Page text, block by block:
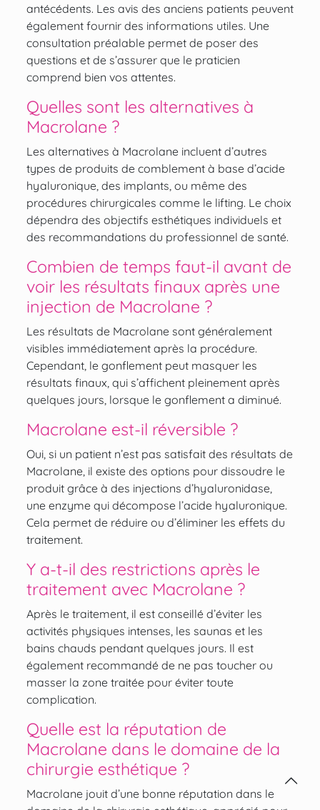
antécédents. Les avis des anciens patients peuvent
également fournir des informations utiles. Une
consultation préalable permet de poser des
questions et de s’assurer que le praticien
comprend bien vos attentes.
Quelles sont les alternatives à
Macrolane ?
Les alternatives à Macrolane incluent d’autres
types de produits de comblement à base d’acide
hyaluronique, des implants, ou même des
procédures chirurgicales comme le lifting. Le choix
dépendra des objectifs esthétiques individuels et
des recommandations du professionnel de santé.
Combien de temps faut-il avant de
voir les résultats finaux après une
injection de Macrolane ?
Les résultats de Macrolane sont généralement
visibles immédiatement après la procédure.
Cependant, le gonflement peut masquer les
résultats finaux, qui s’affichent pleinement après
quelques jours, lorsque le gonflement a diminué.
Macrolane est-il réversible ?
Oui, si un patient n’est pas satisfait des résultats de
Macrolane, il existe des options pour dissoudre le
produit grâce à des injections d’hyaluronidase,
une enzyme qui décompose l’acide hyaluronique.
Cela permet de réduire ou d’éliminer les effets du
traitement.
Y a-t-il des restrictions après le
traitement avec Macrolane ?
Après le traitement, il est conseillé d’éviter les
activités physiques intenses, les saunas et les
bains chauds pendant quelques jours. Il est
également recommandé de ne pas toucher ou
masser la zone traitée pour éviter toute
complication.
Quelle est la réputation de
Macrolane dans le domaine de la
chirurgie esthétique ?
Macrolane jouit d’une bonne réputation dans le